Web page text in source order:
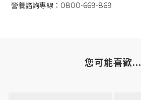
營養諮詢專線：0800-669-869
您可能喜歡...